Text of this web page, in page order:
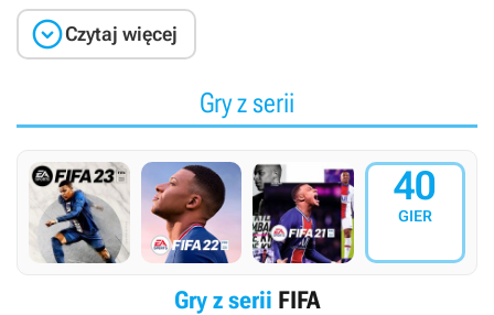
Czytaj więcej
Gry z serii
40
GIER
Gry z serii FIFA